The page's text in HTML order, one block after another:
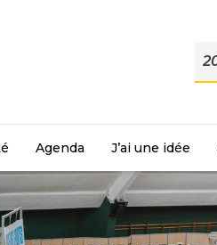
Agenda J’ai une idée